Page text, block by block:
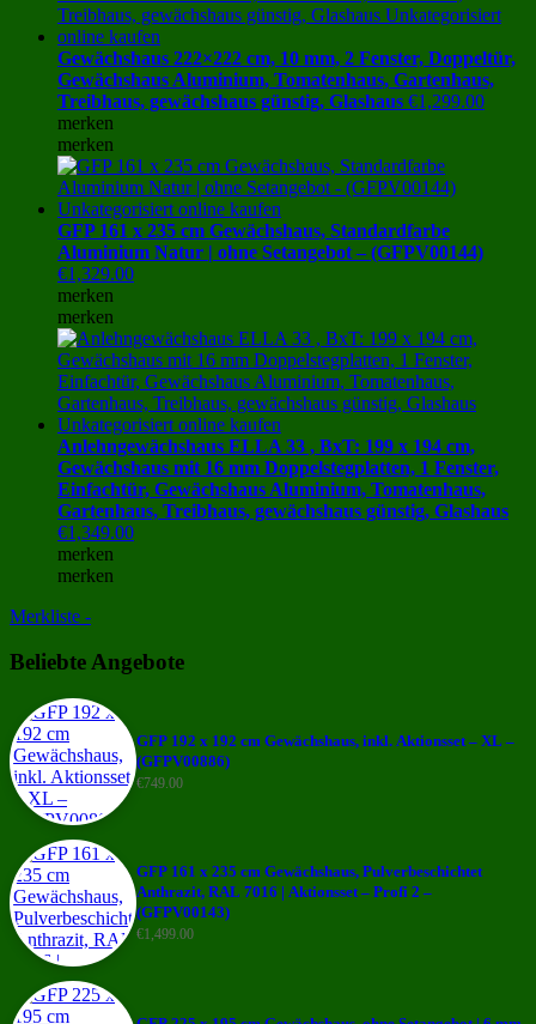
Gewächshaus 222×222 cm, 10 mm, 2 Fenster, Doppeltür,
Gewächshaus Aluminium, Tomatenhaus, Gartenhaus,
Treibhaus, gewächshaus günstig, Glashaus €1,299.00
merken
merken
GFP 161 x 235 cm Gewächshaus, Standardfarbe
Aluminium Natur | ohne Setangebot – (GFPV00144)
€1,329.00
merken
merken
Anlehngewächshaus ELLA 33 , BxT: 199 x 194 cm,
Gewächshaus mit 16 mm Doppelstegplatten, 1 Fenster,
Einfachtür, Gewächshaus Aluminium, Tomatenhaus,
Gartenhaus, Treibhaus, gewächshaus günstig, Glashaus
€1,349.00
merken
merken
Merkliste -
Beliebte Angebote
GFP 192 x 192 cm Gewächshaus, inkl. Aktionsset – XL –
(GFPV00886)
€749.00
GFP 161 x 235 cm Gewächshaus, Pulverbeschichtet
Anthrazit, RAL 7016 | Aktionsset – Profi 2 –
(GFPV00143)
€1,499.00